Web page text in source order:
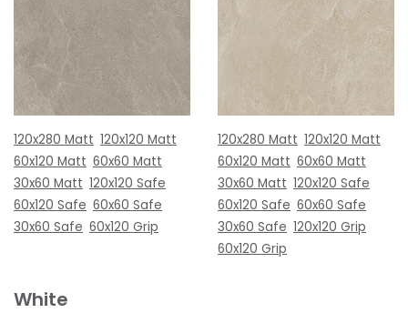
120x280 Matt 120x120 Matt
60x120 Matt 60x60 Matt
30x60 Matt 120x120 Safe
60x120 Safe 60x60 Safe
30x60 Safe 60x120 Grip
120x280 Matt 120x120 Matt
60x120 Matt 60x60 Matt
30x60 Matt 120x120 Safe
60x120 Safe 60x60 Safe
30x60 Safe 120x120 Grip
60x120 Grip
White